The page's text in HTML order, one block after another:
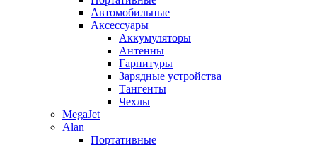
Автомобильные
Аксессуары
Аккумуляторы
Антенны
Гарнитуры
Зарядные устройства
Тангенты
Чехлы
MegaJet
Alan
Портативные